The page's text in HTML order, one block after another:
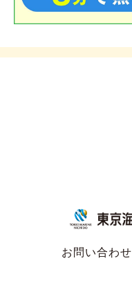
お問い合わせ